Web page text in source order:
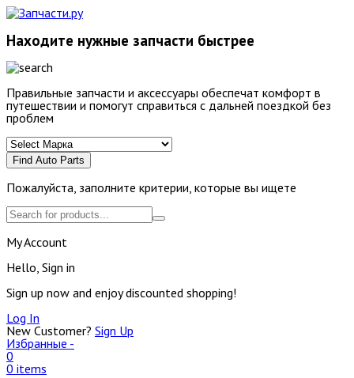
Находите нужные запчасти быстрее
Правильные запчасти и аксессуары обеспечат комфорт в
путешествии и помогут справиться с дальней поездкой без
проблем
Find Auto Parts
Пожалуйста, заполните критерии, которые вы ищете
My Account
Hello, Sign in
Sign up now and enjoy discounted shopping!
Log In
New Customer? Sign Up
Избранные -
0
0 items